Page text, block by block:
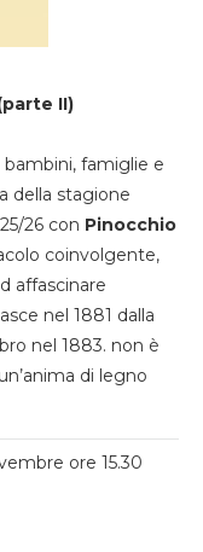
II)
famiglie e
della stagione
26 con Pinocchio
coinvolgente,
affascinare
nel 1881 dalla
nel 1883. non è
di legno
ore 15.30